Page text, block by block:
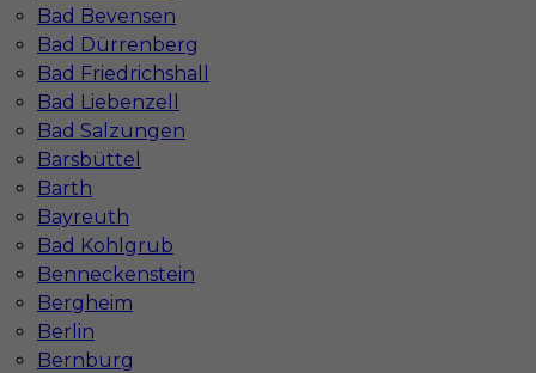
Bad Bevensen
Bad Dürrenberg
Bad Friedrichshall
Bad Liebenzell
Bad Salzungen
Barsbüttel
Barth
Bayreuth
Bad Kohlgrub
Benneckenstein
Bergheim
Berlin
Bernburg
Glazurnik praca Niemcy
Kategoria Prace wykończeniowe
Płytkarz
Lokalizacja Niemcy